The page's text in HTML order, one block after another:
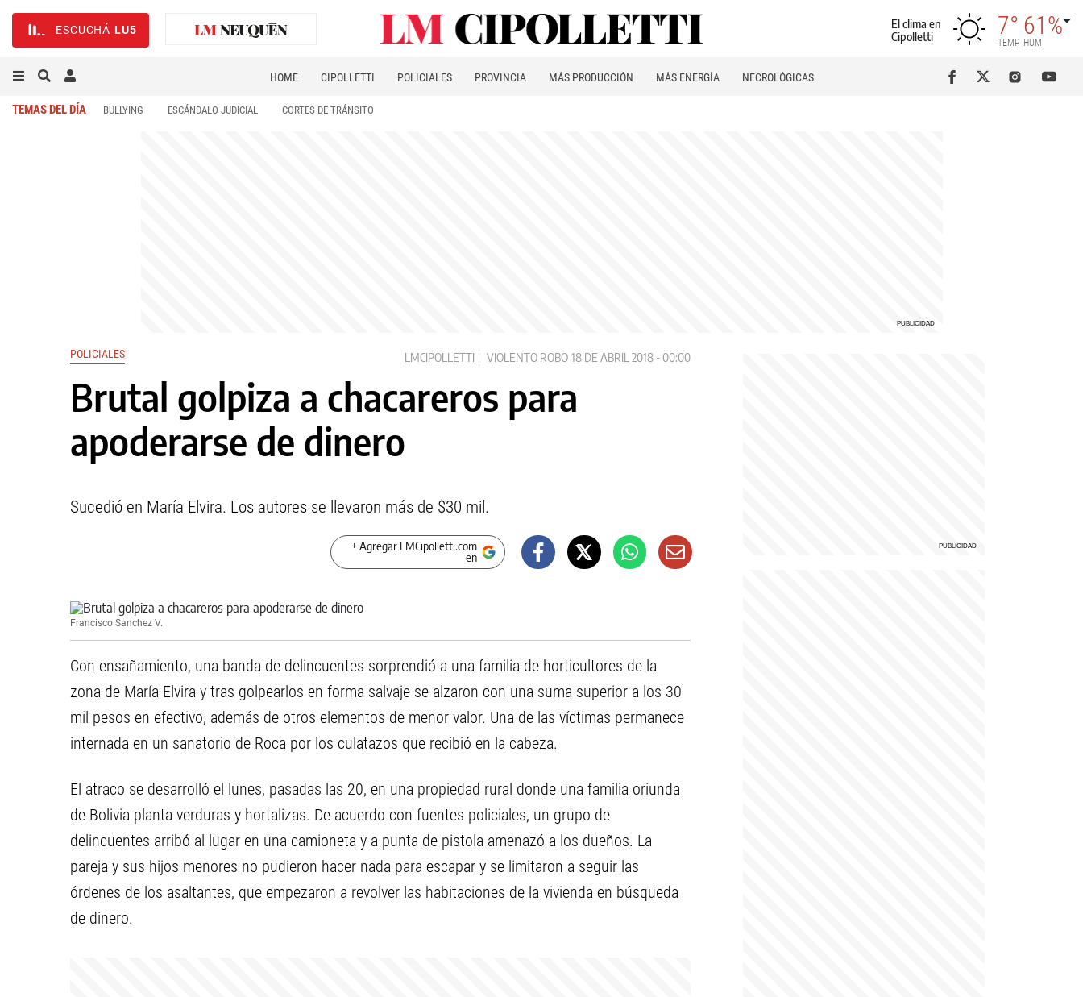
ESCUCHÁ LU5
El clima en
Cipolletti
7°
TEMP
61%
HUM
HOME CIPOLLETTI POLICIALES PROVINCIA MÁS PRODUCCIÓN MÁS ENERGÍA NECROLÓGICAS
TEMAS DEL DÍA BULLYING ESCÁNDALO JUDICIAL CORTES DE TRÁNSITO
POLICIALES LMCIPOLLETTI VIOLENTO ROBO 18 DE ABRIL 2018 - 00:00
Brutal golpiza a chacareros para
apoderarse de dinero
Sucedió en María Elvira. Los autores se llevaron más de $30 mil.
+ Agregar LMCipolletti.com
en
Francisco Sanchez V.
Con ensañamiento, una banda de delincuentes sorprendió a una familia de horticultores de la
zona de María Elvira y tras golpearlos en forma salvaje se alzaron con una suma superior a los 30
mil pesos en efectivo, además de otros elementos de menor valor. Una de las víctimas permanece
internada en un sanatorio de Roca por los culatazos que recibió en la cabeza.
El atraco se desarrolló el lunes, pasadas las 20, en una propiedad rural donde una familia oriunda
de Bolivia planta verduras y hortalizas. De acuerdo con fuentes policiales, un grupo de
delincuentes arribó al lugar en una camioneta y a punta de pistola amenazó a los dueños. La
pareja y sus hijos menores no pudieron hacer nada para escapar y se limitaron a seguir las
órdenes de los asaltantes, que empezaron a revolver las habitaciones de la vivienda en búsqueda
de dinero.